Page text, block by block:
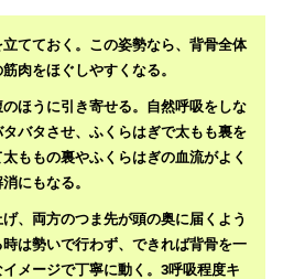
てておく。この姿勢なら、背骨全体
肉をほぐしやすくなる。
ほうに引き寄せる。自然呼吸をしな
バタさせ、ふくらはぎで太もも裏を
ももの裏やふくらはぎの血流がよく
にもなる。
、両方のつま先が頭の奥に届くよう
は勢いで行わず、できれば背骨を一
メージで丁寧に動く。3呼吸程度キ